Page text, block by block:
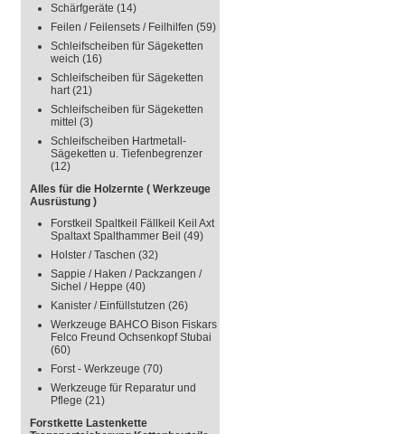
Schärfgeräte (14)
Feilen / Feilensets / Feilhilfen (59)
Schleifscheiben für Sägeketten
weich (16)
Schleifscheiben für Sägeketten
hart(21)
Schleifscheiben für Sägeketten
mittel (3)
Schleifscheiben Hartmetall-
Sägeketten u. Tiefenbegrenzer
(12)
Alles für die Holzernte ( Werkzeuge
Ausrüstung )
Forstkeil Spaltkeil Fällkeil Keil Axt
Spaltaxt Spalthammer Beil (49)
Holster / Taschen (32)
Sappie / Haken / Packzangen /
Sichel / Heppe (40)
Kanister / Einfüllstutzen (26)
Werkzeuge BAHCO Bison Fiskars
Felco Freund Ochsenkopf Stubai
(60)
Forst - Werkzeuge (70)
Werkzeuge für Reparatur und
Pflege (21)
Forstkette Lastenkette